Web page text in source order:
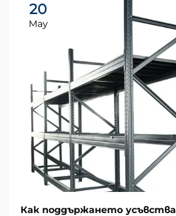
20
May
Как поддържането усъвства